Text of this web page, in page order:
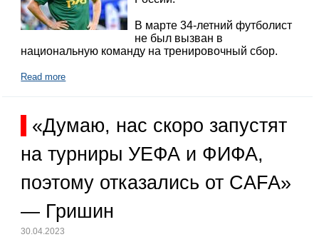
В марте 34-летний футболист
не был вызван в
национальную команду на тренировочный сбор.
Read more
«Думаю, нас скоро запустят
на турниры УЕФА и ФИФА,
поэтому отказались от CAFA»
— Гришин
30.04.2023